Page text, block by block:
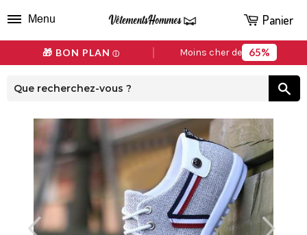
🎁 BON PLAN ⓘ Moins cher de 65%
Menu Panier